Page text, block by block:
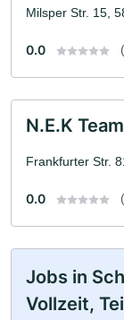
Milsper Str. 15,
0.0
N.E.K Team
Frankfurter Str.
0.0
Jobs in
Vollzeit,